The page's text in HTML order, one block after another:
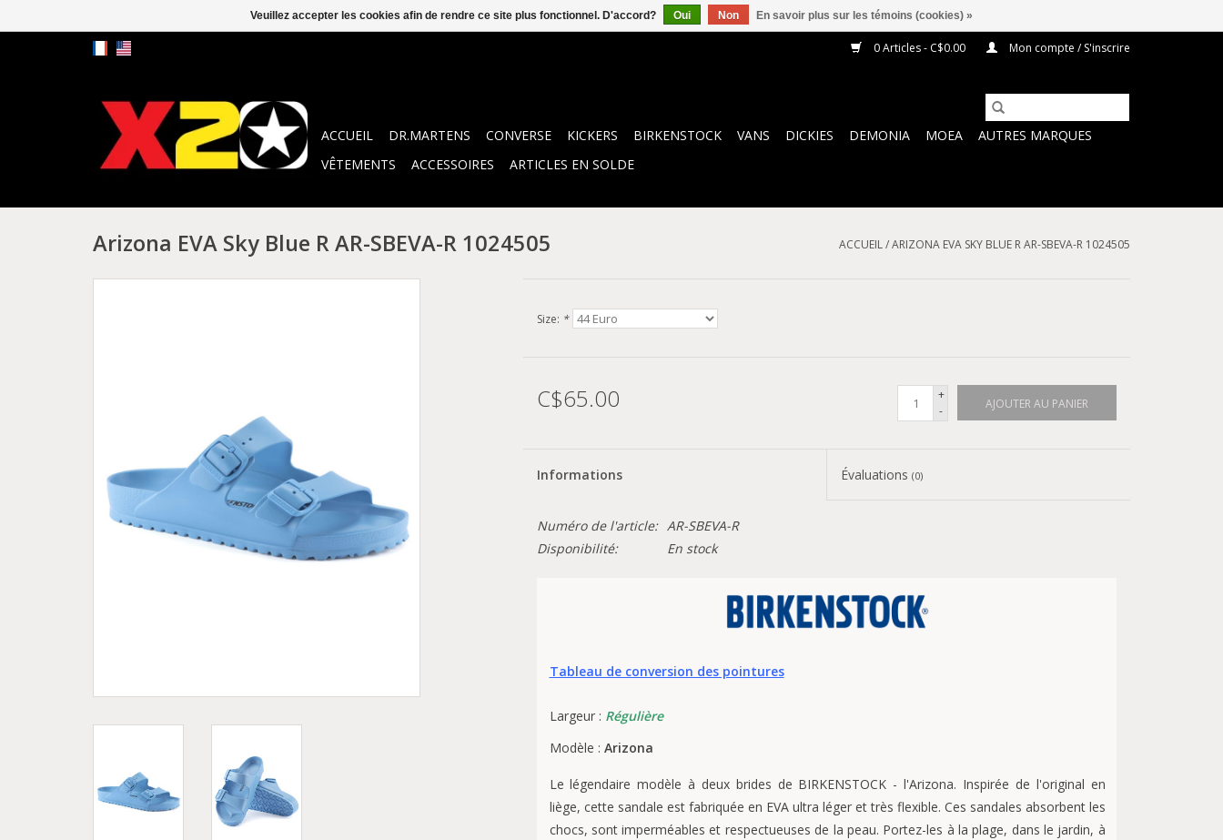
0 Articles - C$0.00 Mon compte / S'inscrire
ACCUEIL DR.MARTENS CONVERSE KICKERS BIRKENSTOCK VANS DICKIES DEMONIA MOEA
AUTRES MARQUES
VÊTEMENTS
ACCESSOIRES ARTICLES EN SOLDE
Arizona EVA Sky Blue R AR-SBEVA-R 1024505 ACCUEIL/ARIZONA EVA SKY BLUE R AR-SBEVA-R 1024505
Size: *
C$65.00
+
-
AJOUTER AU PANIER
Informations Évaluations(0)
Numéro de l'article: AR-SBEVA-R
Disponibilité:
En stock
Tableau de conversion des pointures
Largeur : Régulière
Modèle : Arizona
Le légendaire modèle à deux brides de BIRKENSTOCK - l'Arizona. Inspirée de l'original en
liège, cette sandale est fabriquée en EVA ultra léger et très flexible. Ces sandales absorbent les
chocs, sont imperméables et respectueuses de la peau. Portez-les à la plage, dans le jardin, à
Veuillez accepter les cookies afin de rendre ce site plus fonctionnel. D'accord? Oui Non En savoir plus sur les témoins (cookies) »